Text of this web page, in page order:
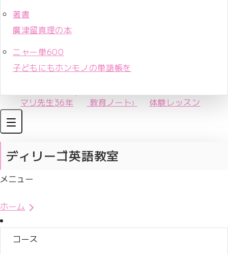
著書
廣津留真理の本
ニャー単600
子どもにもホンモノの単語帳を
マリ先生36年 教育ノート› 体験レッスン
ディリーゴ英語教室
メニュー
ホーム
コース